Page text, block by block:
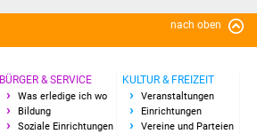
Lokale Agenda
Jugendhaus
nach oben
BÜRGER & SERVICE
Was erledige ich wo
Bildung
Soziale Einrichtungen
KULTUR & FREIZEIT
Veranstaltungen
Einrichtungen
Vereine und Parteien